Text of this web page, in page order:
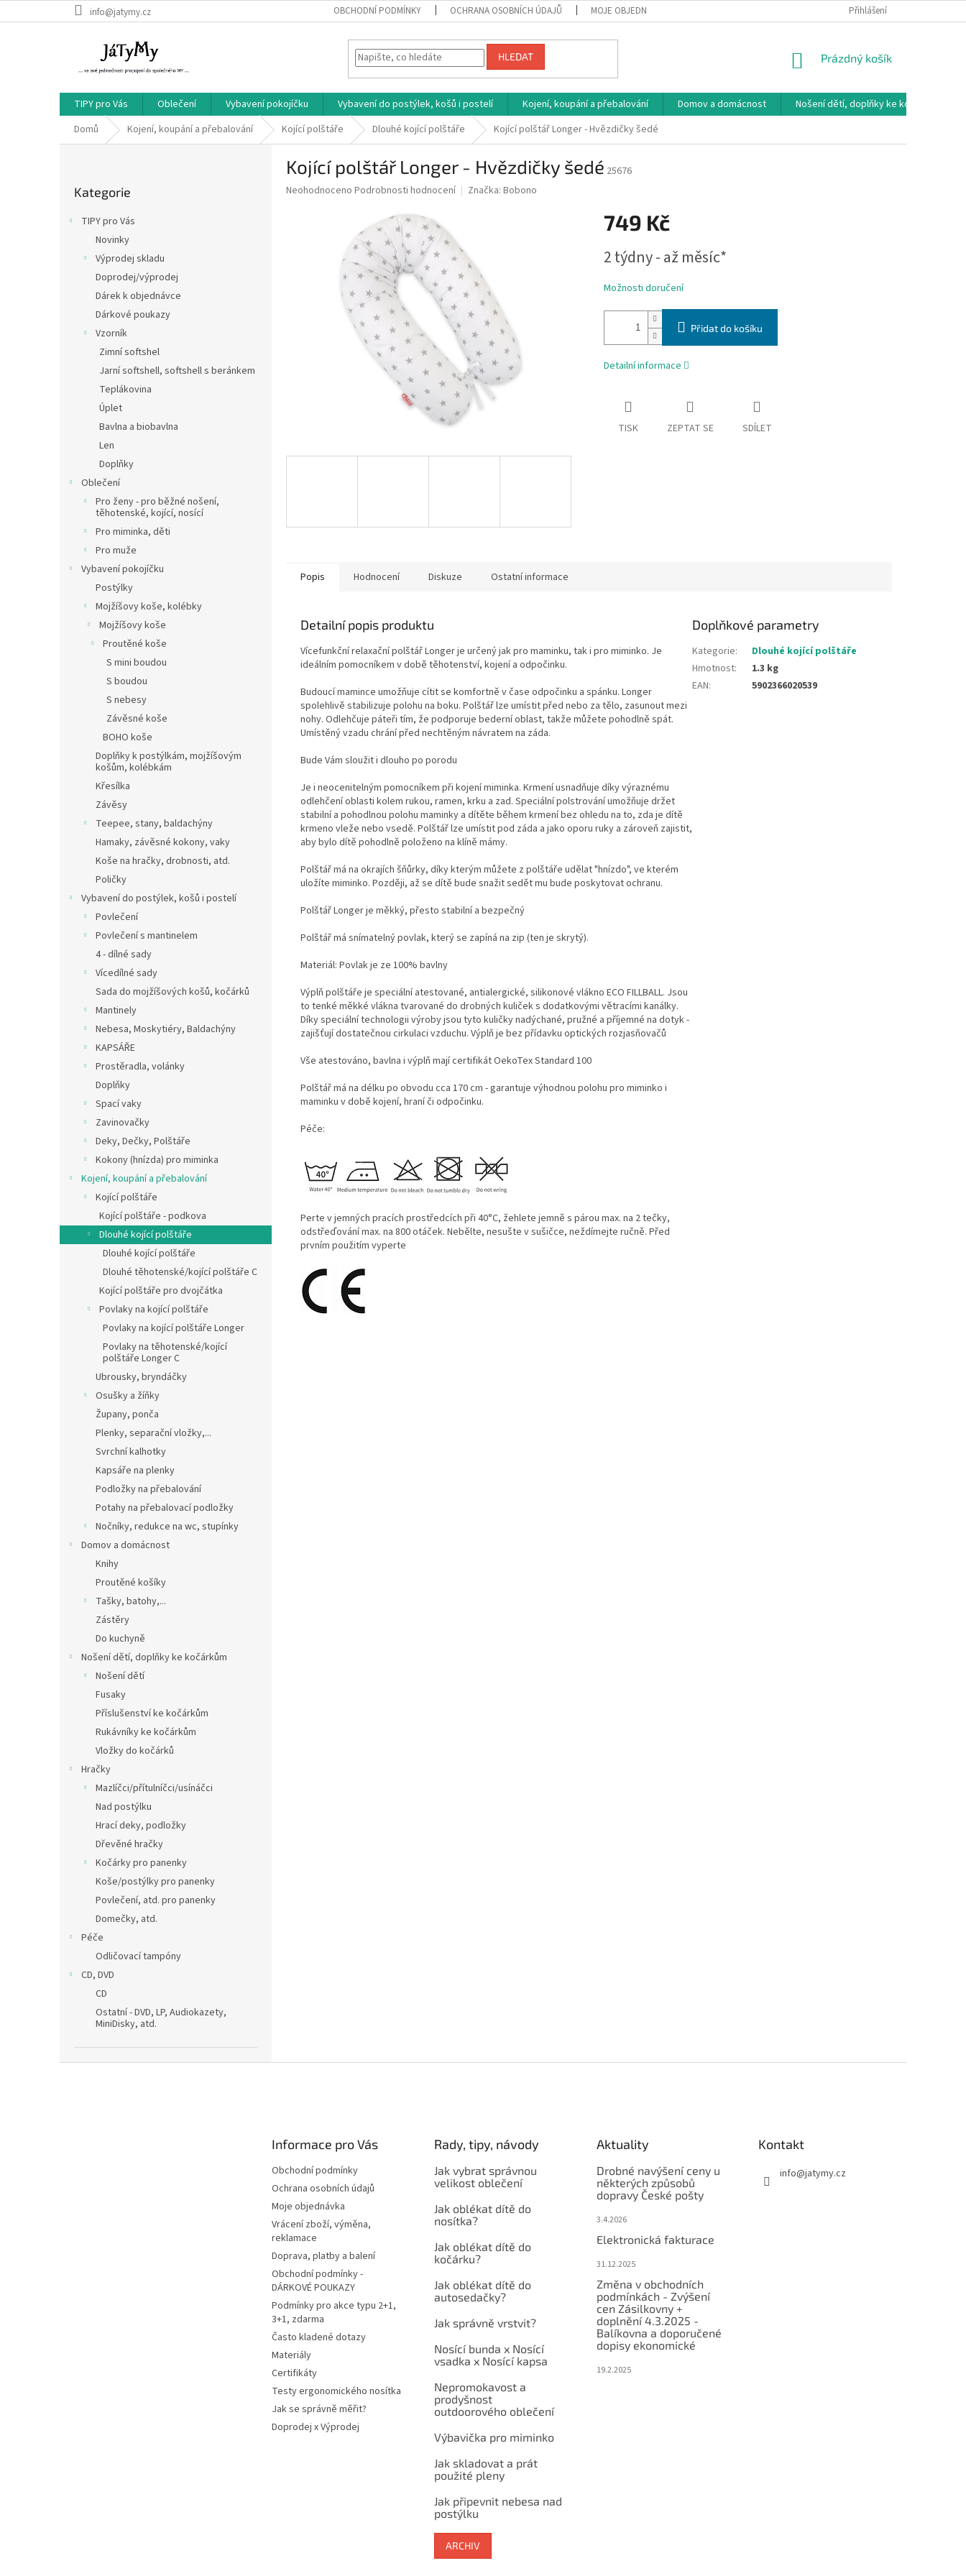
na
info@jatymy.cz OBCHODNÍ PODMÍNKY OCHRANA OSOBNÍCH ÚDAJŮ MOJE OBJEDNÁVKA DOPRAVA, PLATBY A
Přihlášení
HLEDAT
NÁKUPNÍ
Prázdný košík
TIPY pro Vás Oblečení Vybavení pokojíčku Vybavení do postýlek, košů i postelí Kojení, koupání a přebalování Domov a domácnost
Nošení dětí, doplňky ke kočárkům
Domů
Kojení, koupání a přebalování Kojící polštáře Dlouhé kojící polštáře Kojící polštář Longer - Hvězdičky šedé
kategorie
Kategorie
TIPY pro Vás
Novinky
Výprodej skladu
Doprodej/výprodej
Dárek k objednávce
Dárkové poukazy
Vzorník
Zimní softshel
Jarní softshell, softshell s beránkem
Teplákovina
Úplet
Bavlna a biobavlna
Len
Doplňky
Oblečení
Pro ženy - pro běžné nošení,
těhotenské, kojící, nosící
Pro miminka, děti
Pro muže
Vybavení pokojíčku
Postýlky
Mojžíšovy koše, kolébky
Mojžíšovy koše
Proutěné koše
S mini boudou
S boudou
S nebesy
Závěsné koše
BOHO koše
Doplňky k postýlkám, mojžíšovým
košům, kolébkám
Křesílka
Závěsy
Teepee, stany, baldachýny
Hamaky, závěsné kokony, vaky
Koše na hračky, drobnosti, atd.
Poličky
Vybavení do postýlek, košů i postelí
Povlečení
Povlečení s mantinelem
4 - dílné sady
Vícedílné sady
Sada do mojžíšových košů, kočárků
Mantinely
Nebesa, Moskytiéry, Baldachýny
KAPSÁŘE
Prostěradla, volánky
Doplňky
Spací vaky
Zavinovačky
Deky, Dečky, Polštáře
Kokony (hnízda) pro miminka
Kojení, koupání a přebalování
Kojící polštáře
Kojící polštáře - podkova
Dlouhé kojící polštáře
Dlouhé kojící polštáře
Dlouhé těhotenské/kojící polštáře C
Kojící polštáře pro dvojčátka
Povlaky na kojící polštáře
Povlaky na kojící polštáře Longer
Povlaky na těhotenské/kojící
polštáře Longer C
Ubrousky, bryndáčky
Osušky a žíňky
Župany, ponča
Plenky, separační vložky,...
Svrchní kalhotky
Kapsáře na plenky
Podložky na přebalování
Potahy na přebalovací podložky
Nočníky, redukce na wc, stupínky
Domov a domácnost
Knihy
Proutěné košíky
Tašky, batohy,...
Zástěry
Do kuchyně
Nošení dětí, doplňky ke kočárkům
Nošení dětí
Fusaky
Příslušenství ke kočárkům
Rukávníky ke kočárkům
Vložky do kočárků
Hračky
Mazlíčci/přítulníčci/usínáčci
Nad postýlku
Hrací deky, podložky
Dřevěné hračky
Kočárky pro panenky
Koše/postýlky pro panenky
Povlečení, atd. pro panenky
Domečky, atd.
Péče
Odličovací tampóny
CD, DVD
CD
Ostatní - DVD, LP, Audiokazety,
MiniDisky, atd.
Kojící polštář Longer - Hvězdičky šedé 25676
Průměrné
Neohodnoceno Podrobnosti hodnocení Značka: Bobono
749 Kč
cena:
2 týdny - až měsíc*
Možnosti doručení
Přidat do košíku
Detailní informace
TISK ZEPTAT SE SDÍLET
Popis Hodnocení Diskuze Ostatní informace
Detailní popis produktu
Vícefunkční relaxační polštář Longer je určený jak pro maminku, tak i pro miminko. Je
ideálním pomocníkem v době těhotenství, kojení a odpočinku.
Budoucí mamince umožňuje cítit se komfortně v čase odpočinku a spánku. Longer
spolehlivě stabilizuje polohu na boku. Polštář lze umístit před nebo za tělo, zasunout mezi
nohy. Odlehčuje páteři tím, že podporuje bederní oblast, takže můžete pohodlně spát.
Umístěný vzadu chrání před nechtěným návratem na záda.
Bude Vám sloužit i dlouho po porodu
Je i neocenitelným pomocníkem při kojení miminka. Krmení usnadňuje díky výraznému
odlehčení oblasti kolem rukou, ramen, krku a zad. Speciální polstrování umožňuje držet
stabilní a pohodlnou polohu maminky a dítěte během krmení bez ohledu na to, zda je dítě
krmeno vleže nebo vsedě. Polštář lze umístit pod záda a jako oporu ruky a zároveň zajistit,
aby bylo dítě pohodlně položeno na klíně mámy.
Polštář má na okrajích šňůrky, díky kterým můžete z polštáře udělat "hnízdo", ve kterém
uložíte miminko. Později, až se dítě bude snažit sedět mu bude poskytovat ochranu.
Polštář Longer je měkký, přesto stabilní a bezpečný
Polštář má snímatelný povlak, který se zapíná na zip (ten je skrytý).
Materiál: Povlak je ze 100% bavlny
Výplň polštáře je speciální atestované, antialergické, silikonové vlákno ECO FILLBALL. Jsou
to tenké měkké vlákna tvarované do drobných kuliček s dodatkovými větracími kanálky.
Díky speciální technologii výroby jsou tyto kuličky nadýchané, pružné a příjemné na dotyk -
zajišťují dostatečnou cirkulaci vzduchu. Výplň je bez přídavku optických rozjasňovačů
Vše atestováno, bavlna i výplň mají certifikát OekoTex Standard 100
Polštář má na délku po obvodu cca 170 cm - garantuje výhodnou polohu pro miminko i
maminku v době kojení, hraní či odpočinku.
Péče:
Perte v jemných pracích prostředcích při 40°C, žehlete jemně s párou max. na 2 tečky,
odstřeďování max. na 800 otáček. Nebělte, nesušte v sušičce, neždímejte ručně. Před
prvním použitím vyperte
Doplňkové parametry
Kategorie:
Dlouhé kojící polštáře
Hmotnost:
1.3 kg
EAN: 5902366020539
Informace pro Vás
Obchodní podmínky
Ochrana osobních údajů
Moje objednávka
Vrácení zboží, výměna,
reklamace
Doprava, platby a balení
Obchodní podmínky -
DÁRKOVÉ POUKAZY
Podmínky pro akce typu 2+1,
3+1, zdarma
Často kladené dotazy
Materiály
Certifikáty
Testy ergonomického nosítka
Jak se správně měřit?
Doprodej x Výprodej
Rady, tipy, návody
Jak vybrat správnou
velikost oblečení
Jak oblékat dítě do
nosítka?
Jak oblékat dítě do
kočárku?
Jak oblékat dítě do
autosedačky?
Jak správně vrstvit?
Nosící bunda x Nosící
vsadka x Nosící kapsa
Nepromokavost a
prodyšnost
outdoorového oblečení
Výbavička pro miminko
Jak skladovat a prát
použité pleny
Jak připevnit nebesa nad
postýlku
ARCHIV
Aktuality
Drobné navýšení ceny u
některých způsobů
dopravy České pošty
3.4.2026
Elektronická fakturace
31.12.2025
Změna v obchodních
podmínkách - Zvýšení
cen Zásilkovny +
doplnění 4.3.2025 -
Balíkovna a doporučené
dopisy ekonomické
19.2.2025
Kontakt
info@jatymy.cz